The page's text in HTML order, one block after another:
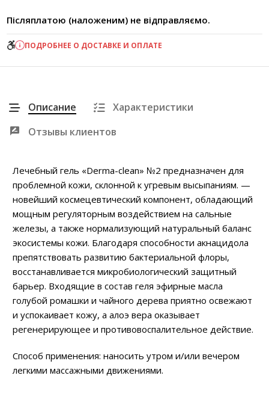
Післяплатою (наложеним) не відправляємо.
ПОДРОБНЕЕ О ДОСТАВКЕ И ОПЛАТЕ
Описание
Характеристики
Отзывы клиентов
Лечебный гель «Derma-clean» №2 предназначен для
проблемной кожи, склонной к угревым высыпаниям. —
новейший космецевтический компонент, обладающий
мощным регуляторным воздействием на сальные
железы, а также нормализующий натуральный баланс
экосистемы кожи. Благодаря способности акнацидола
препятствовать развитию бактериальной флоры,
восстанавливается микробиологический защитный
барьер. Входящие в состав геля эфирные масла
голубой ромашки и чайного дерева приятно освежают
и успокаивает кожу, а алоэ вера оказывает
регенерирующее и противовоспалительное действие.
Способ применения: наносить утром и/или вечером
легкими массажными движениями.